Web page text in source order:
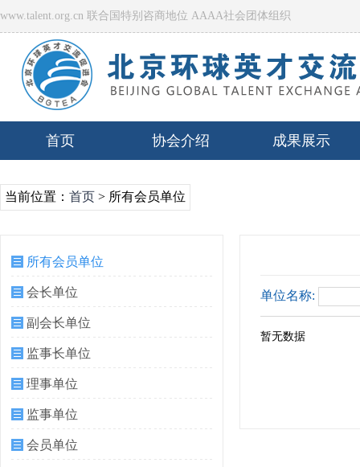
www.talent.org.cn 联合国特别咨商地位 AAAA社会团体组织
首页 协会介绍 成果展示
当前位置： 首页 > 所有会员单位
所有会员单位
会长单位
副会长单位
监事长单位
理事单位
监事单位
会员单位
单位名称:
暂无数据